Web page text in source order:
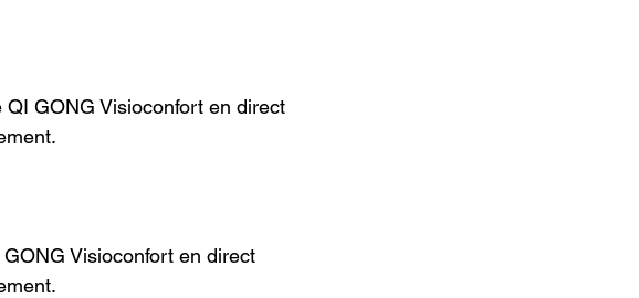
QI GONG Visioconfort en direct
Visioconfort en direct